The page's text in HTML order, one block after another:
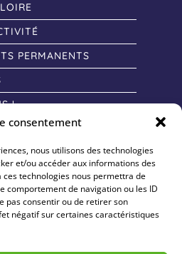
consentement
nous utilisons des technologies
et/ou accéder aux informations des
technologies nous permettra de
comportement de navigation ou les ID
pas consentir ou de retirer son
négatif sur certaines caractéristiques
PERMANENTS
!